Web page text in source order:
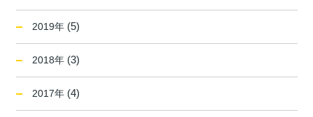
2019年 (5)
2018年 (3)
2017年 (4)